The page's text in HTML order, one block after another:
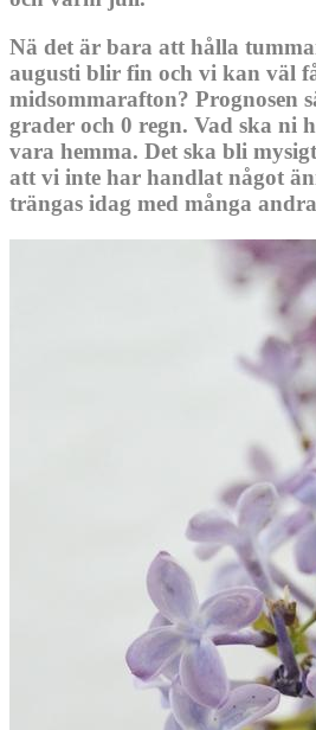
Nä det är bara att hålla
augusti blir fin och vi kan väl
midsommarafton? Prognosen
grader och 0 regn. Vad ska ni
vara hemma. Det ska bli
att vi inte har handlat något
trängas idag med många